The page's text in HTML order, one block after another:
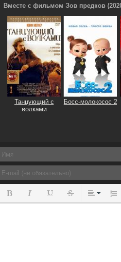
Вместе с фильмом Зов предков
Танцующий с
волками
Босс-молокосос 2
Полужирный
КурсивПодчеркнутый
Зачеркнутый